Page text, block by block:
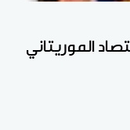
الموريتاني